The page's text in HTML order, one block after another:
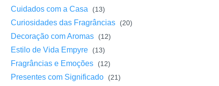
Cuidados com a Casa (13)
Curiosidades das Fragrâncias (20)
Decoração com Aromas (12)
Estilo de Vida Empyre (13)
Fragrâncias e Emoções (12)
Presentes com Significado (21)